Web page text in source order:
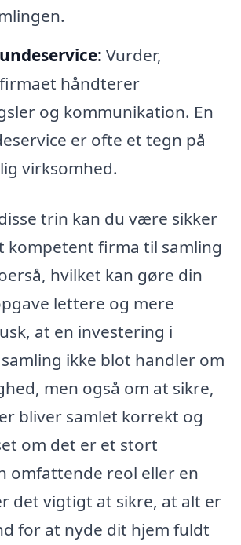
Vurder,
håndterer
og kommunikation. En
er ofte et tegn på
virksomhed.
trin kan du være sikker
kompetent firma til samling
hvilket kan gøre din
lettere og mere
at en investering i
ikke blot handler om
men også om at sikre,
bliver samlet korrekt og
om det er et stort
omfattende reol eller en
det vigtigt at sikre, at alt er
for at nyde dit hjem fuldt